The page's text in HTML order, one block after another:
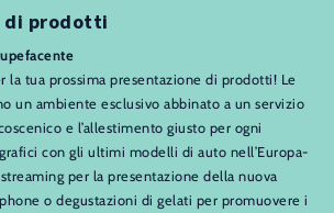
di prodotti
la tua prossima presentazione di prodotti! Le
un ambiente esclusivo abbinato a un servizio
e l’allestimento giusto per ogni
con gli ultimi modelli di auto nell’Europa-
per la presentazione della nuova
o degustazioni di gelati per promuovere i